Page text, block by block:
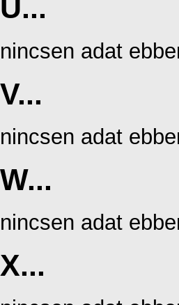
U...
nincsen adat
V...
nincsen adat
W...
nincsen adat
X...